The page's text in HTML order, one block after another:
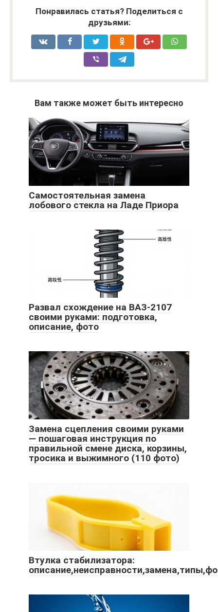
Понравилась статья? Поделиться с
друзьями:
Вам также может быть интересно
Самостоятельная замена
лобового стекла на Ладе Приора
Развал схождение на ВАЗ-2107
своими руками: подготовка,
описание, фото
Замена сцепления своими руками
— пошаговая инструкция по
правильной смене диска, корзины,
тросика и выжимного (110 фото)
Втулка стабилизатора: